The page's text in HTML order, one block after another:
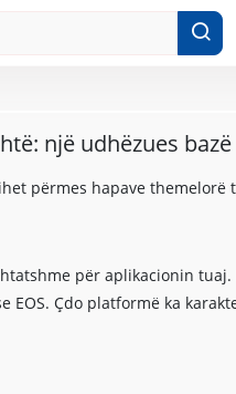
një udhëzues bazë
përmes hapave themelorë
për aplikacionin tuaj.
Çdo platformë ka